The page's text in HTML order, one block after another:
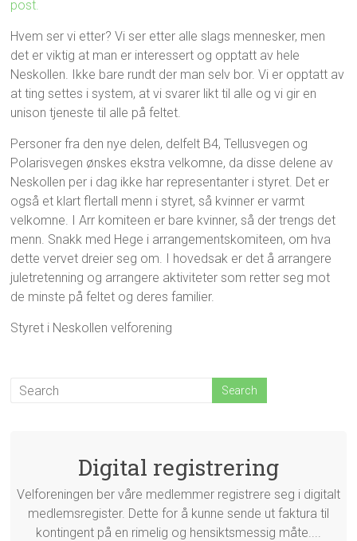
post.
Hvem ser vi etter? Vi ser etter alle slags mennesker, men
det er viktig at man er interessert og opptatt av hele
Neskollen. Ikke bare rundt der man selv bor. Vi er opptatt av
at ting settes i system, at vi svarer likt til alle og vi gir en
unison tjeneste til alle på feltet.
Personer fra den nye delen, delfelt B4, Tellusvegen og
Polarisvegen ønskes ekstra velkomne, da disse delene av
Neskollen per i dag ikke har representanter i styret. Det er
også et klart flertall menn i styret, så kvinner er varmt
velkomne. I Arr komiteen er bare kvinner, så der trengs det
menn. Snakk med Hege i arrangementskomiteen, om hva
dette vervet dreier seg om. I hovedsak er det å arrangere
juletretenning og arrangere aktiviteter som retter seg mot
de minste på feltet og deres familier.
Styret i Neskollen velforening
Digital registrering
Velforeningen ber våre medlemmer registrere seg i digitalt
medlemsregister. Dette for å kunne sende ut faktura til
kontingent på en rimelig og hensiktsmessig måte....